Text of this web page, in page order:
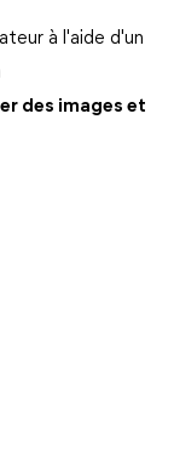
à l'aide d'un
des images et